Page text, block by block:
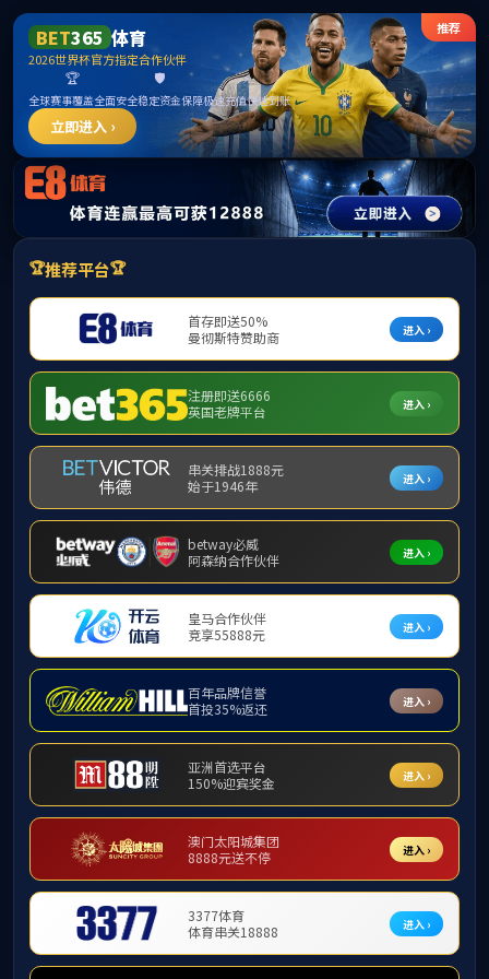
英国365体育上市公司 - 亚洲官网欢迎您
网站首页 英国上市公司365概况 新闻中心
光伏能源
青海光伏 (1)